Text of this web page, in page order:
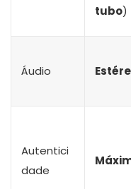
tubo)
Áudio
Autentici
dade